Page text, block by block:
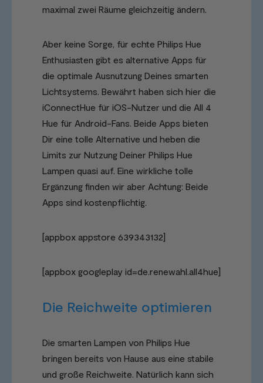
maximal zwei Räume gleichzeitig ändern.
Aber keine Sorge, für echte Philips Hue
Enthusiasten gibt es alternative Apps für
die optimale Ausnutzung Deines smarten
Lichtsystems. Bewährt haben sich hier die
iConnectHue für iOS-Nutzer und die All 4
Hue für Android-Fans. Beide Apps bieten
Dir eine tolle Alternative und heben die
Limits zur Nutzung Deiner Philips Hue
Lampen quasi auf. Eine wirkliche tolle
Ergänzung finden wir aber Achtung: Beide
Apps sind kostenpflichtig.
[appbox appstore 639343132]
[appbox googleplay id=de.renewahl.all4hue]
Die Reichweite optimieren
Die smarten Lampen von Philips Hue
bringen bereits von Hause aus eine stabile
und große Reichweite. Natürlich kann sich